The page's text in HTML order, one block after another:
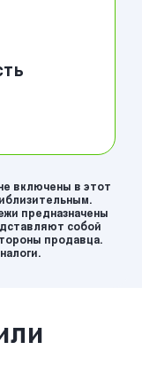
включены в этот
предназначены
собой
продавца.